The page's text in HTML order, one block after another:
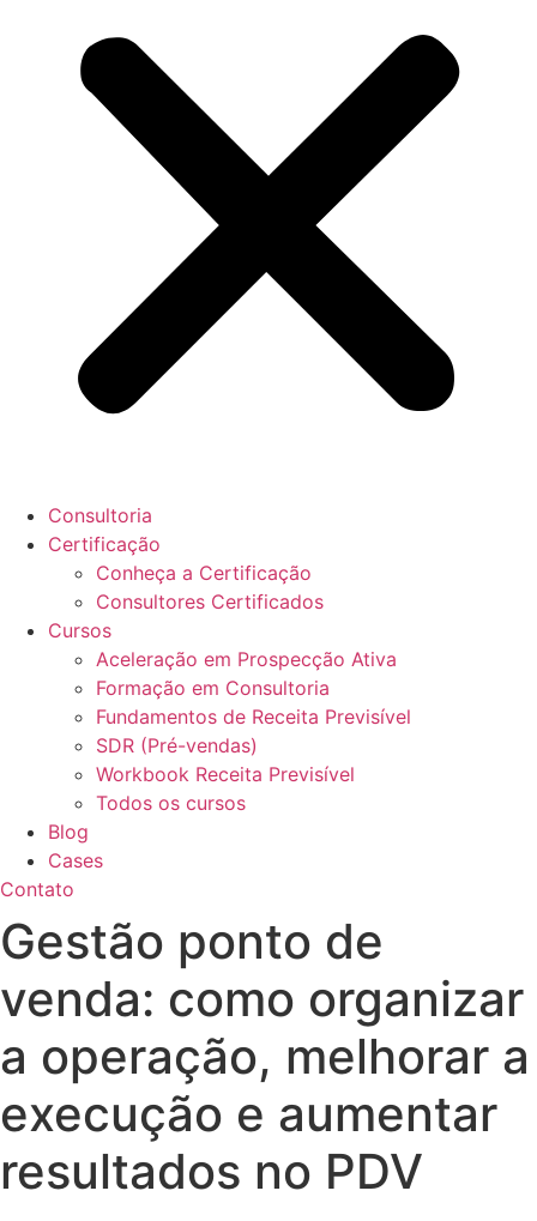
Consultoria
Certificação
Conheça a Certificação
Consultores Certificados
Cursos
Aceleração em Prospecção Ativa
Formação em Consultoria
Fundamentos de Receita Previsível
SDR (Pré-vendas)
Workbook Receita Previsível
Todos os cursos
Blog
Cases
Contato
Gestão ponto de
venda: como organizar
a operação, melhorar a
execução e aumentar
resultados no PDV